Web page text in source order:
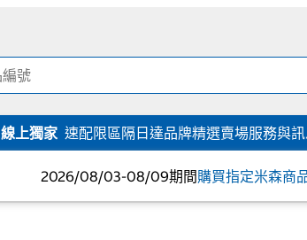
線上獨家 速配限區隔日達品牌精選賣場服務與
2026/08/03-08/09期間購買指定米森商